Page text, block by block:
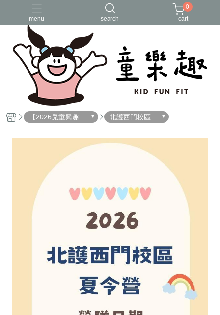
menu search
Overseas Returnees 兒童營隊 台北營隊
海外歸國營
海外親子團
0
cart
【2026兒童興趣探
索夏令營】
北護西門校區